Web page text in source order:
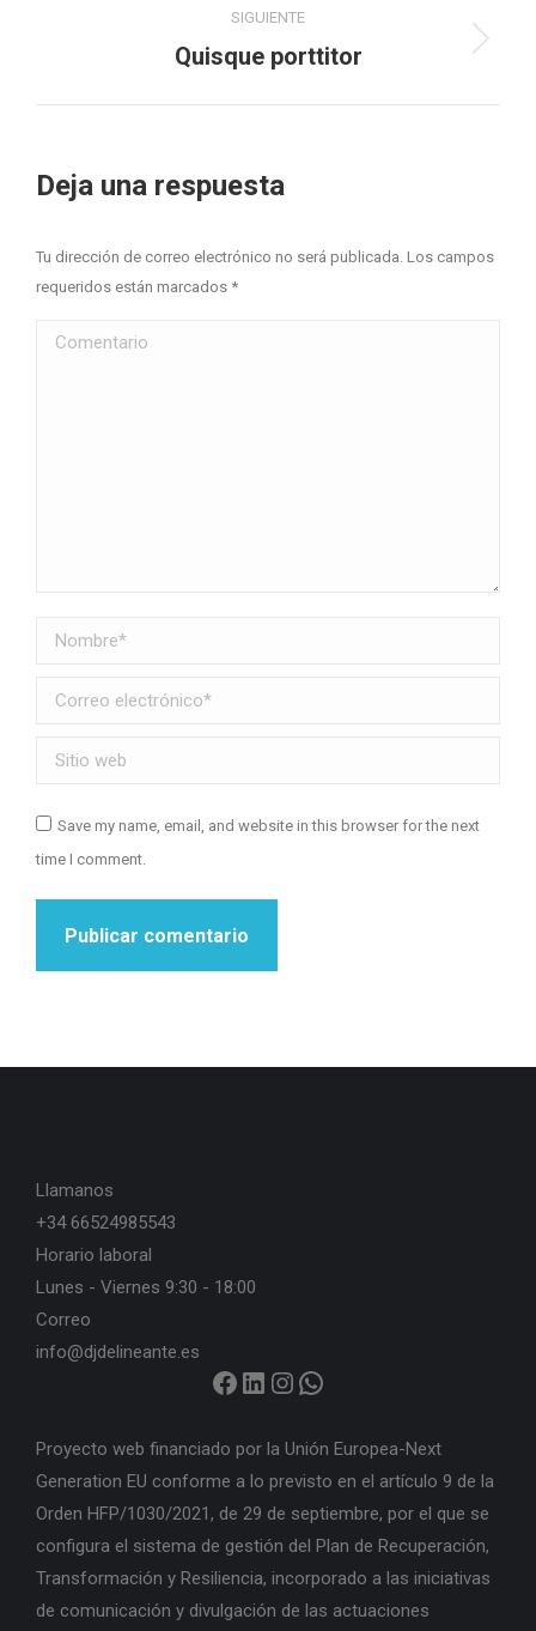
SIGUIENTE
Proyecto
Quisque porttitor
Deja una respuesta
Tu dirección de correo electrónico no será publicada. Los campos
requeridos están marcados *
Comentario
Nombre *
Correo electrónico *
Sitio web
Save my name, email, and website in this browser for the next
time I comment.
Publicar comentario
Llamanos
+34 66524985543
Horario laboral
Lunes - Viernes 9:30 - 18:00
Correo
info@djdelineante.es
https://www.facebook.com/djdelineante LinkedIn InstagramWhatsApp
Proyecto web financiado por la Unión Europea-Next
Generation EU conforme a lo previsto en el artículo 9 de la
Orden HFP/1030/2021, de 29 de septiembre, por el que se
configura el sistema de gestión del Plan de Recuperación,
Transformación y Resiliencia, incorporado a las iniciativas
de comunicación y divulgación de las actuaciones